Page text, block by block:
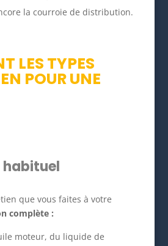
la courroie de distribution.
LES TYPES
POUR UNE
habituel
que vous faites à votre
complète :
moteur, du liquide de